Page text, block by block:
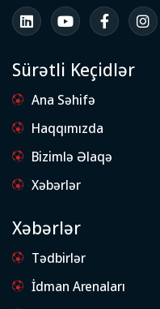
Sürətli Keçidlər
Ana Səhifə
Haqqımızda
Bizimlə Əlaqə
Xəbərlər
Xəbərlər
Tədbirlər
İdman Arenaları